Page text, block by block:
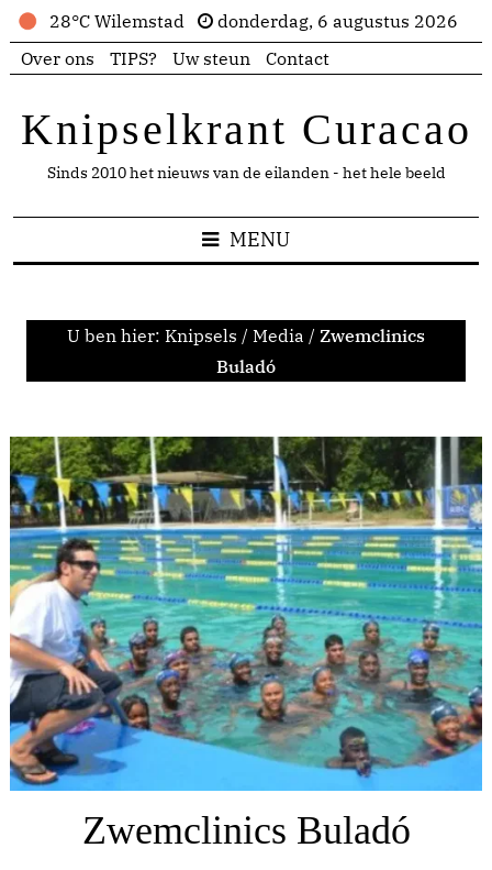
28°C Wilemstad
donderdag, 6 augustus 2026
Over ons
TIPS? Uw steun Contact
Knipselkrant Curacao
Sinds 2010 het nieuws van de eilanden - het hele beeld
MENU
U ben hier: Knipsels / Media / Zwemclinics
Buladó
Zwemclinics Buladó